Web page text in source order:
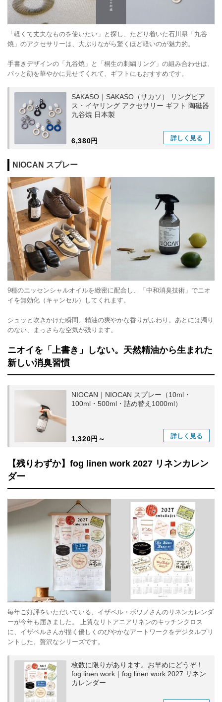
「軽くて丈夫なものを使いたい」と探し、たどり着いた石川県「九谷
焼」のアクセサリーは、大ぶりながら驚くほど軽いのが魅力的。
手書きデザインの「九谷焼」と「桐生の刺繍リング」の組み合わせは、
パッと顔を華やかに見せてくれて、ギフトにもおすすめです。
SAKASO｜SAKASO（サカソ） リングピア
ス・イヤリング アクセサリー ギフト 陶磁器
九谷焼 日本製
6,380円 詳しく 見る
NIOCAN スプレー
9種のエッセンシャルオイルを緻密に配合し、「中和消臭技術」でニオ
イを無効化（キャンセル）してくれます。
シュッと吹きかけた瞬間、精油の爽やかな香りがふわり。あとには濁り
のない、まっさらな空気が残ります。
ニオイを「上書き」しない。天然精油から生まれた
新しい消臭習慣
NIOCAN｜NIOCAN スプレー（10ml・
100ml・500ml・詰め替え1000ml）
1,320円～ 詳しく 見る
【残りわずか】fog linen work 2027 リネンカレン
ダー
毎年ご好評をいただいている、イザベル・ボワノさんのリネンカレンダ
ーが今年も届きました。 上質なリトアニアリネンのキッチンクロス
に、イザベルさんが描く優しくのびやかなアートワークをデジタルプリ
ントした、贅沢なシリーズです。
枚数に限りがあります。お早めにどうぞ！
fog linen work｜fog linen work 2027 リネン
カレンダー